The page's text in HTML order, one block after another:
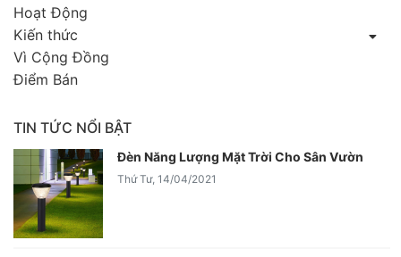
Hoạt Động
Kiến thức
Vì Cộng Đồng
Điểm Bán
TIN TỨC NỔI BẬT
Đèn Năng Lượng Mặt Trời Cho Sân Vườn
Thứ Tư, 14/04/2021